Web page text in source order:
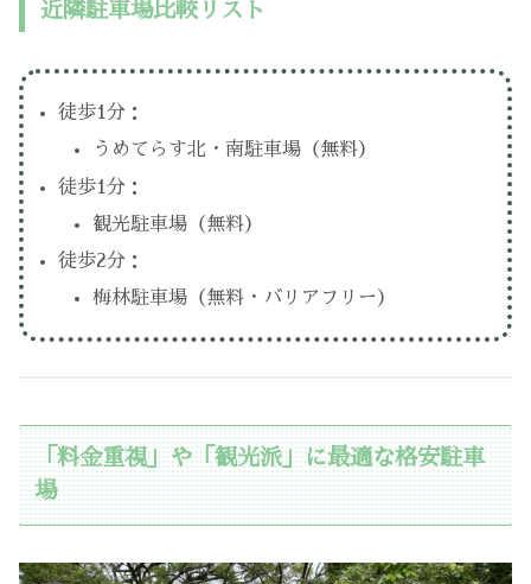
近隣駐車場比較リスト
徒歩1分：
うめてらす北・南駐車場（無料）
徒歩1分：
観光駐車場（無料）
徒歩2分：
梅林駐車場（無料・バリアフリー）
「料金重視」や「観光派」に最適な格安駐車
場